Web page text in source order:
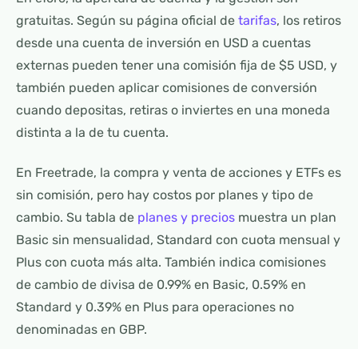
gratuitas. Según su página oficial de tarifas, los retiros
desde una cuenta de inversión en USD a cuentas
externas pueden tener una comisión fija de $5 USD, y
también pueden aplicar comisiones de conversión
cuando depositas, retiras o inviertes en una moneda
distinta a la de tu cuenta.
En Freetrade, la compra y venta de acciones y ETFs es
sin comisión, pero hay costos por planes y tipo de
cambio. Su tabla de planes y precios muestra un plan
Basic sin mensualidad, Standard con cuota mensual y
Plus con cuota más alta. También indica comisiones
de cambio de divisa de 0.99% en Basic, 0.59% en
Standard y 0.39% en Plus para operaciones no
denominadas en GBP.